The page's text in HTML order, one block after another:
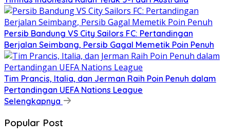
Persib Bandung VS City Sailors FC: Pertandingan
Berjalan Seimbang, Persib Gagal Memetik Poin Penuh
Tim Prancis, Italia, dan Jerman Raih Poin Penuh dalam
Pertandingan UEFA Nations League
Selengkapnya
Popular Post